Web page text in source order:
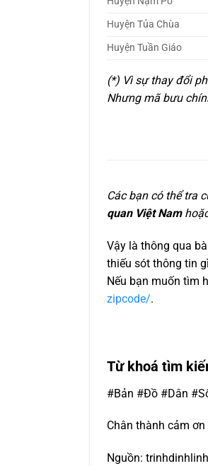
Huyện Tủa Chùa
Huyện Tuần Giáo
(*) Vì sự thay đổi
Nhưng mã bưu
Các bạn có thể tra
quan Việt Nam
Vậy là thông qua
thiếu sót thông tin
Nếu bạn muốn tìm
zipcode/.
Từ khoá tìm
#Bản #Đồ #Dân
Chân thành cảm
Nguồn: